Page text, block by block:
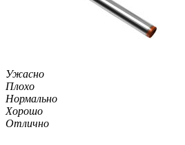
Ужасно
Плохо
Нормально
Хорошо
Отлично